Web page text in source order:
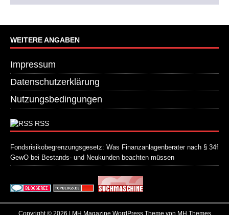
WEITERE ANGABEN
Impressum
Datenschutzerklärung
Nutzungsbedingungen
RSS
Fondsrisikobegrenzungsgesetz: Was Finanzanlagenberater nach § 34f
GewO bei Bestands- und Neukunden beachten müssen
Copyright © 2026 | MH Magazine WordPress Theme von MH Themes